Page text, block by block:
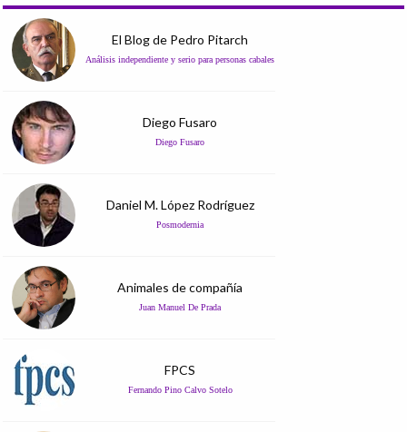
El Blog de Pedro Pitarch
Análisis independiente y serio para personas cabales
Diego Fusaro
Diego Fusaro
Daniel M. López Rodríguez
Posmodernia
Animales de compañía
Juan Manuel De Prada
FPCS
Fernando Pino Calvo Sotelo